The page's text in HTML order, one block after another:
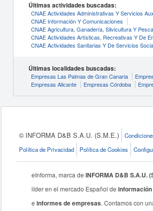
Últimas actividades buscadas:
CNAE Actividades Administrativas Y Servicios
CNAE Información Y Comunicaciones
CNAE Agricultura, Ganadería, Silvicultura Y Pesca
CNAE Actividades Artísticas, Recreativas Y De
CNAE Actividades Sanitarias Y De Servicios
Últimas localidades buscadas:
Empresas Las Palmas de Gran Canaria
Empresas Alicante
Empresas Córdoba
© INFORMA D&B S.A.U. (S.M.E.)
Política de Privacidad
Política de Cookies
eInforma, marca deINFORMA D&B S.A.U.
líder en el mercado Español de
einformes de empresas. Contamos con